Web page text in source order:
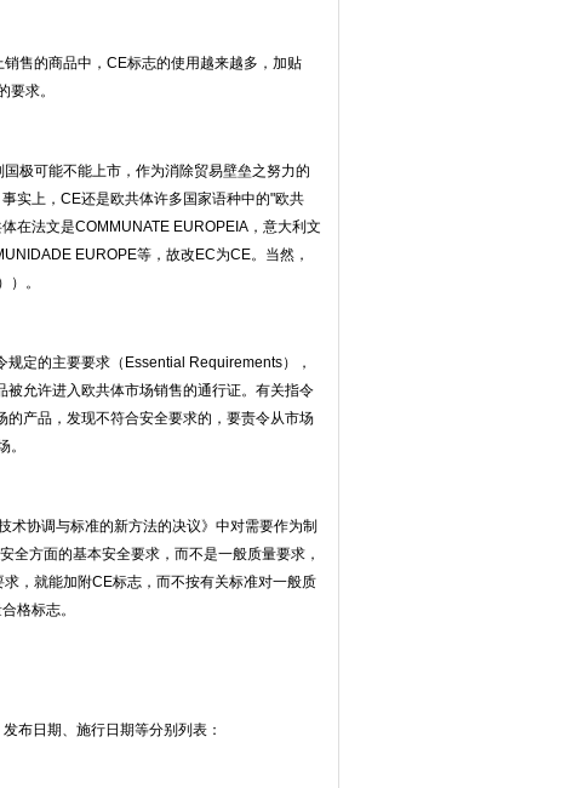
售的商品中，CE标志的使用越来越多，加贴
求。
极可能不能上市，作为消除贸易壁垒之努力的
实上，CE还是欧共体许多国家语种中的"欧共
在法文是COMMUNATE EUROPEIA，意大利文
EUROPE等，故改EC为CE。当然，
。
定的主要要求（Essential Requirements），
允许进入欧共体市场销售的通行证。有关指令
产品，发现不符合安全要求的，要责令从市场
。
协调与标准的新方法的决议》中对需要作为制
全方面的基本安全要求，而不是一般质量要求，
，就能加附CE标志，而不按有关标准对一般质
格标志。
布日期、施行日期等分别列表：